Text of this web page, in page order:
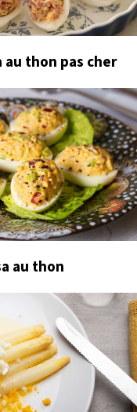
au thon pas cher
au thon